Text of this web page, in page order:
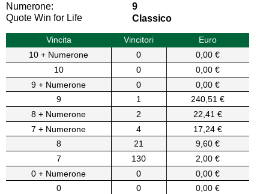
Numerone:
9
Quote Win for Life
Classico
Vincita Vincitori
Euro
10 + Numerone
0
0,00 €
10
0
0,00 €
9 + Numerone
0
0,00 €
9
1
240,51 €
8 + Numerone
2
22,41 €
7 + Numerone
4
17,24 €
8
21
9,60 €
7
130
2,00 €
0 + Numerone
0
0,00 €
0
0
0,00 €